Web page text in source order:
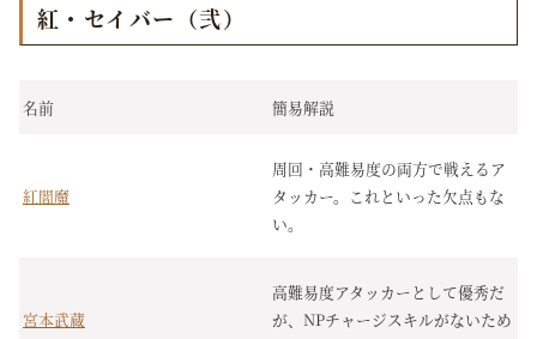
紅・セイバー（弐）
名前 簡易解説
紅閻魔
周回・高難易度の両方で戦えるア
タッカー。これといった欠点もな
い。
宮本武蔵
高難易度アタッカーとして優秀だ
が、NPチャージスキルがないため